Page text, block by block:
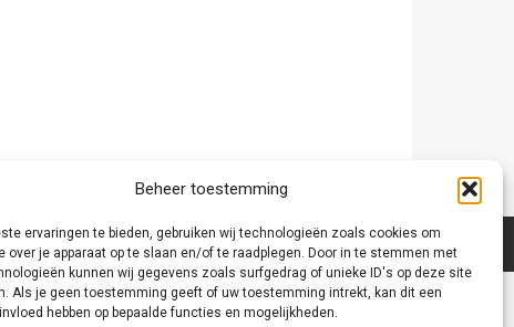
Beheer toestemming
ervaringen te bieden, gebruiken wij technologieën zoals cookies om
over je apparaat op te slaan en/of te raadplegen. Door in te stemmen met
kunnen wij gegevens zoals surfgedrag of unieke ID's op deze site
Als je geen toestemming geeft of uw toestemming intrekt, kan dit een
hebben op bepaalde functies en mogelijkheden.